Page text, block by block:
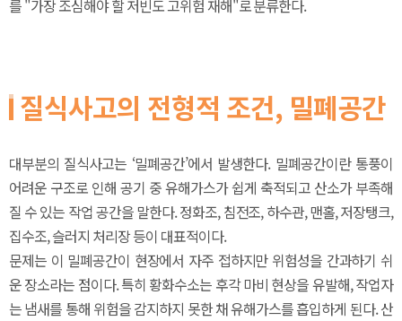
를 "가장 조심해야 할 저빈도 고위험 재해"로 분류한다.
질식사고의 전형적 조건, 밀폐공간
대부분의 질식사고는 ‘밀폐공간’에서 발생한다. 밀폐공간이란 통풍이
어려운 구조로 인해 공기 중 유해가스가 쉽게 축적되고 산소가 부족해
질 수 있는 작업 공간을 말한다. 정화조, 침전조, 하수관, 맨홀, 저장탱크,
집수조, 슬러지 처리장 등이 대표적이다.
문제는 이 밀폐공간이 현장에서 자주 접하지만 위험성을 간과하기 쉬
운 장소라는 점이다. 특히 황화수소는 후각 마비 현상을 유발해, 작업자
는 냄새를 통해 위험을 감지하지 못한 채 유해가스를 흡입하게 된다. 산